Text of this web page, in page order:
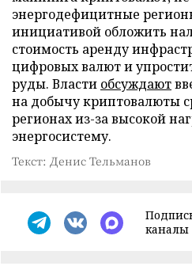
энергодефицитные
инициативой обложить
стоимость аренду
цифровых валют и
руды. Власти обсуждают
на добычу криптовалюты
регионах из-за высокой
энергосистему.
Текст: Денис Тельманов
каналы